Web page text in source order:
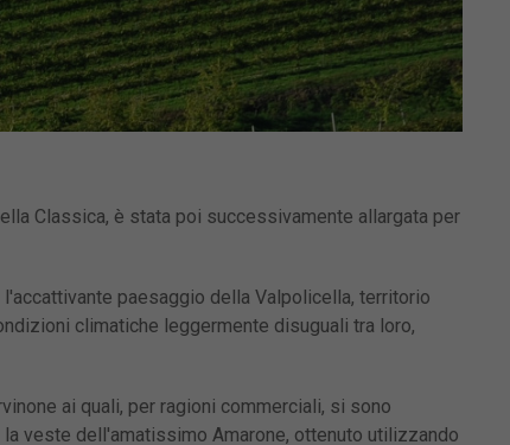
Classica, è stata poi successivamente allargata per
paesaggio della Valpolicella, territorio
climatiche leggermente disuguali tra loro,
ai quali, per ragioni commerciali, si sono
veste dell'amatissimo Amarone, ottenuto utilizzando